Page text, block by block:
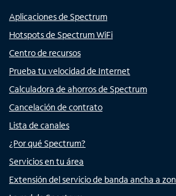
Aplicaciones de Spectrum
Hotspots de Spectrum WiFi
Centro de recursos
Prueba tu velocidad de Internet
Calculadora de ahorros de Spectrum
Cancelación de contrato
Lista de canales
¿Por qué Spectrum?
Servicios en tu área
Extensión del servicio de banda ancha a